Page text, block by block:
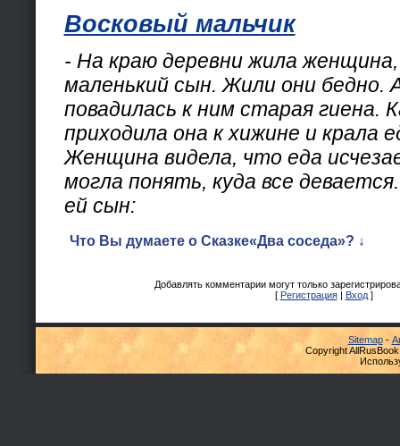
Восковый мальчик
- На краю деревни жила
маленький сын. Жили они
повадилась к ним старая гиена.
приходила она к хижине и крала
Женщина видела, что еда
могла понять, куда все
ей сын:
Что Вы думаете о Сказке«Два соседа»? ↓
Добавлять комментарии могут только
[ Регистрация| Вход]
Sitemap-
Copyright